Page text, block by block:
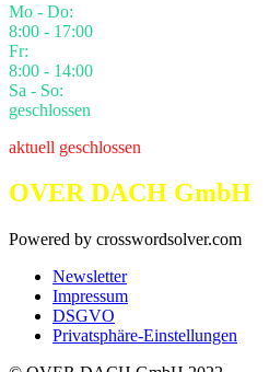
Mo - Do:
8:00 - 17:00
Fr:
8:00 - 14:00
Sa - So:
geschlossen
aktuell geschlossen
OVER DACH GmbH
Powered by crosswordsolver.com
Newsletter
Impressum
DSGVO
Privatsphäre-Einstellungen